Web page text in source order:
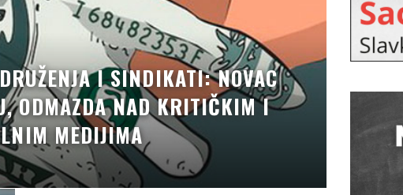
I SINDIKATI: NOVAC
ODMAZDA NAD KRITIČKIM I
MEDIJIMA